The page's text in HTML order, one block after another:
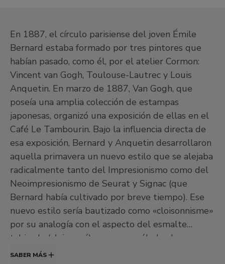
En 1887, el círculo parisiense del joven Émile
Bernard estaba formado por tres pintores que
habían pasado, como él, por el atelier Cormon:
Vincent van Gogh, Toulouse-Lautrec y Louis
Anquetin. En marzo de 1887, Van Gogh, que
poseía una amplia colección de estampas
japonesas, organizó una exposición de ellas en el
Café Le Tambourin. Bajo la influencia directa de
esa exposición, Bernard y Anquetin desarrollaron
aquella primavera un nuevo estilo que se alejaba
radicalmente tanto del Impresionismo como del
Neoimpresionismo de Seurat y Signac (que
Bernard había cultivado por breve tiempo). Ese
nuevo estilo sería bautizado como «cloisonnisme»
por su analogía con el aspecto del esmalte
tabicado ( cloisonné), porque en él el color se
extendía en áreas planas, en compartimentos
SABER MÁS